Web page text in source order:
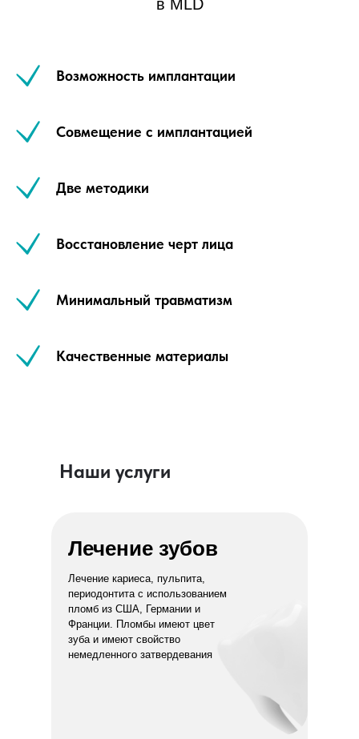
в MLD
Возможность имплантации
Совмещение с имплантацией
Две методики
Восстановление черт лица
Минимальный травматизм
Качественные материалы
Наши услуги
Лечение зубов
Лечение кариеса, пульпита,
периодонтита c использованием
пломб из США, Германии и
Франции. Пломбы имеют цвет
зуба и имеют свойство
немедленного затвердевания